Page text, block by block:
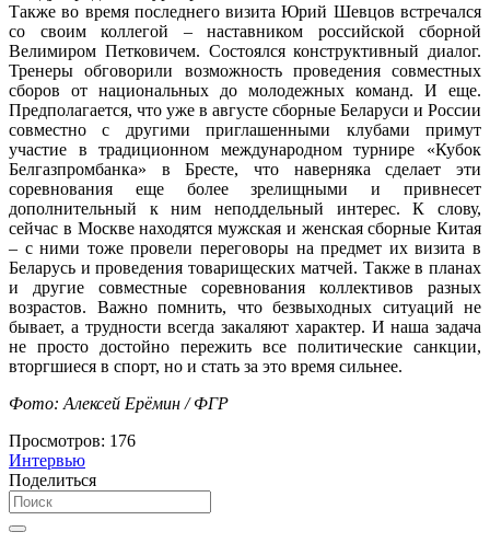
Также во время последнего визита Юрий Шевцов встречался
со своим коллегой – наставником российской сборной
Велимиром Петковичем. Состоялся конструктивный диалог.
Тренеры обговорили возможность проведения совместных
сборов от национальных до молодежных команд. И еще.
Предполагается, что уже в августе сборные Беларуси и России
совместно с другими приглашенными клубами примут
участие в традиционном международном турнире «Кубок
Белгазпромбанка» в Бресте, что наверняка сделает эти
соревнования еще более зрелищными и привнесет
дополнительный к ним неподдельный интерес. К слову,
сейчас в Москве находятся мужская и женская сборные Китая
– с ними тоже провели переговоры на предмет их визита в
Беларусь и проведения товарищеских матчей. Также в планах
и другие совместные соревнования коллективов разных
возрастов. Важно помнить, что безвыходных ситуаций не
бывает, а трудности всегда закаляют характер. И наша задача
не просто достойно пережить все политические санкции,
вторгшиеся в спорт, но и стать за это время сильнее.
Фото: Алексей Ерёмин / ФГР
Просмотров: 176
Интервью
Поделиться